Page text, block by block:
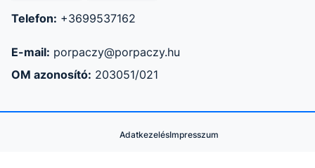
Telefon: +3699537162
E-mail: porpaczy@porpaczy.hu
OM azonosító: 203051/021
AdatkezelésImpresszum